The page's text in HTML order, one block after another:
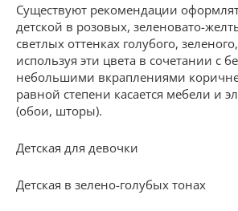
Существуют рекомендации
детской в розовых, зеленовато-
светлых оттенках голубого,
используя эти цвета в сочетании с
небольшими вкраплениями
равной степени касается мебели и
(обои, шторы).
Детская для девочки
Детская в зелено-голубых тонах